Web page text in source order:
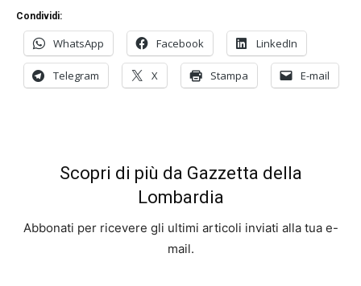
Condividi:
WhatsApp Facebook LinkedIn
Telegram X Stampa E-mail
Scopri di più da Gazzetta della
Lombardia
Abbonati per ricevere gli ultimi articoli inviati alla tua e-
mail.